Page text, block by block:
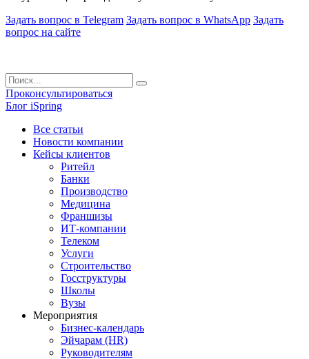
Задать вопрос в Telegram Задать вопрос в WhatsApp Задать
вопрос на сайте
Проконсультироваться
Блог iSpring
Все статьи
Новости компании
Кейсы клиентов
Ритейл
Банки
Производство
Медицина
Франшизы
ИТ-компании
Телеком
Услуги
Строительство
Госструктуры
Школы
Вузы
Мероприятия
Бизнес-календарь
Эйчарам (HR)
Руководителям